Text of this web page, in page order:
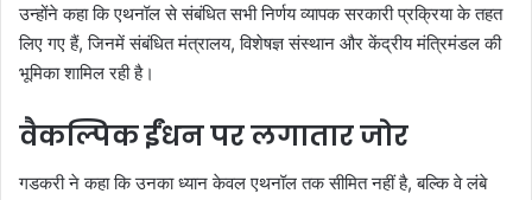
उन्होंने कहा कि एथनॉल से संबंधित सभी निर्णय व्यापक सरकारी प्रक्रिया के तहत
लिए गए हैं, जिनमें संबंधित मंत्रालय, विशेषज्ञ संस्थान और केंद्रीय मंत्रिमंडल की
भूमिका शामिल रही है।
वैकल्पिक ईंधन पर लगातार जोर
गडकरी ने कहा कि उनका ध्यान केवल एथनॉल तक सीमित नहीं है, बल्कि वे लंबे